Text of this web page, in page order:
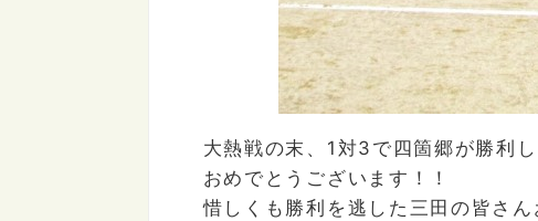
大熱戦の末、1対3で四箇郷が勝利
おめでとうございます！！
惜しくも勝利を逃した三田の皆さん